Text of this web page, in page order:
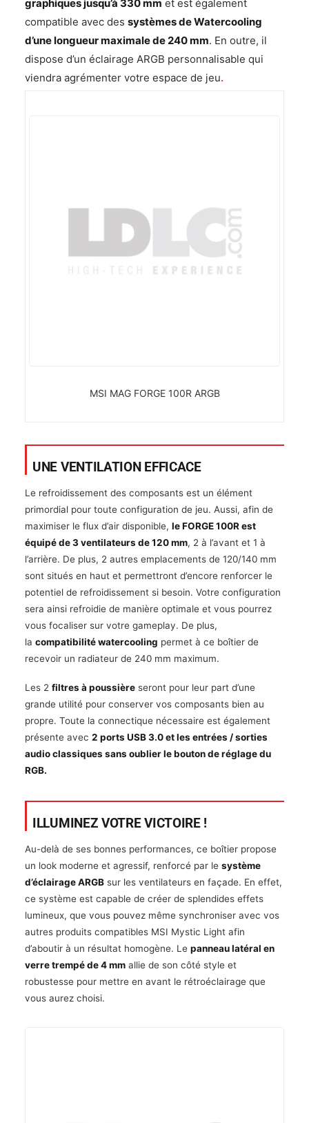
graphiques jusqu’à 330 mm et est également
compatible avec des systèmes de Watercooling
d’une longueur maximale de 240 mm. En outre, il
dispose d’un éclairage ARGB personnalisable qui
viendra agrémenter votre espace de jeu.
MSI MAG FORGE 100R ARGB
UNE VENTILATION EFFICACE
Le refroidissement des composants est un élément
primordial pour toute configuration de jeu. Aussi, afin de
maximiser le flux d’air disponible, le FORGE 100R est
équipé de 3 ventilateurs de 120 mm, 2 à l’avant et 1 à
l’arrière. De plus, 2 autres emplacements de 120/140 mm
sont situés en haut et permettront d’encore renforcer le
potentiel de refroidissement si besoin. Votre configuration
sera ainsi refroidie de manière optimale et vous pourrez
vous focaliser sur votre gameplay. De plus,
la compatibilité watercooling permet à ce boîtier de
recevoir un radiateur de 240 mm maximum.
Les 2 filtres à poussière seront pour leur part d’une
grande utilité pour conserver vos composants bien au
propre. Toute la connectique nécessaire est également
présente avec 2 ports USB 3.0 et les entrées / sorties
audio classiques sans oublier le bouton de réglage du
RGB.
ILLUMINEZ VOTRE VICTOIRE !
Au-delà de ses bonnes performances, ce boîtier propose
un look moderne et agressif, renforcé par le système
d’éclairage ARGB sur les ventilateurs en façade. En effet,
ce système est capable de créer de splendides effets
lumineux, que vous pouvez même synchroniser avec vos
autres produits compatibles MSI Mystic Light afin
d’aboutir à un résultat homogène. Le panneau latéral en
verre trempé de 4 mm allie de son côté style et
robustesse pour mettre en avant le rétroéclairage que
vous aurez choisi.